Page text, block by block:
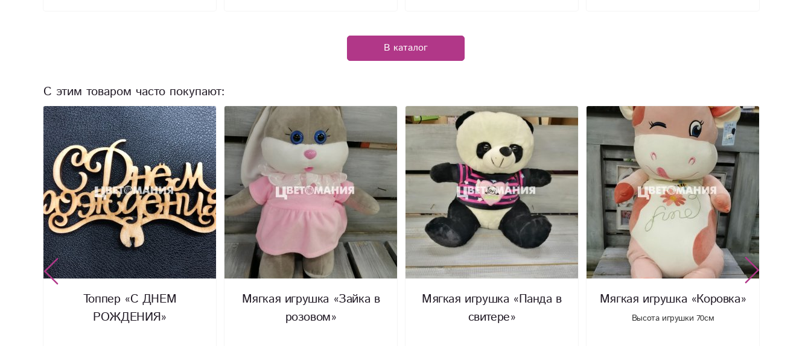
В каталог
С этим товаром часто покупают:
Топпер «С ДНЕМ
РОЖДЕНИЯ»
Мягкая игрушка «Зайка в
розовом»
Мягкая игрушка «Панда в
свитере»
Мягкая игрушка «Коровка»
Высота игрушки 70см